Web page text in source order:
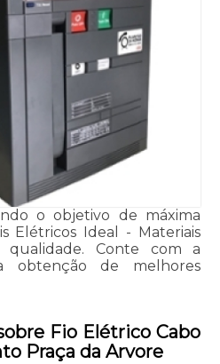
o objetivo de máxima
Elétricos Ideal - Materiais
qualidade. Conte com a
obtenção de melhores
Fio Elétrico Cabo
Praça da Arvore